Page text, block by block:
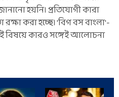
হয়নি। প্রতিযোগী কারা
করা হচ্ছে। 'বিগ বস বাংলা'-
বিষয়ে কারও সঙ্গেই আলোচনা